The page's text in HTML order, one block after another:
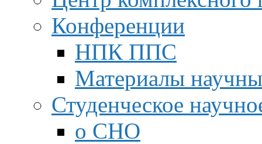
Конференции
НПК ППС
Материалы
Студенческое
о СНО